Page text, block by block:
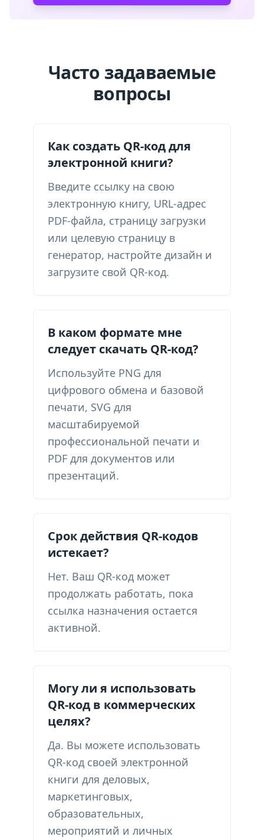
Часто задаваемые
вопросы
Как создать QR-код для
электронной книги?
Введите ссылку на свою
электронную книгу, URL-адрес
PDF-файла, страницу загрузки
или целевую страницу в
генератор, настройте дизайн и
загрузите свой QR-код.
В каком формате мне
следует скачать QR-код?
Используйте PNG для
цифрового обмена и базовой
печати, SVG для
масштабируемой
профессиональной печати и
PDF для документов или
презентаций.
Срок действия QR-кодов
истекает?
Нет. Ваш QR-код может
продолжать работать, пока
ссылка назначения остается
активной.
Могу ли я использовать
QR-код в коммерческих
целях?
Да. Вы можете использовать
QR-код своей электронной
книги для деловых,
маркетинговых,
образовательных,
мероприятий и личных